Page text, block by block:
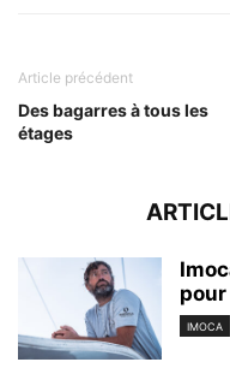
Article précédent
Des bagarres à tous les
étages
IMOCA